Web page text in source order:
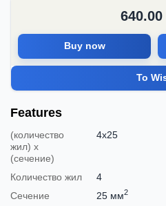
640.00
Buy now
To
Features
(количество
жил) х
(сечение)
4х25
Количество жил
4
Сечение
25 мм2